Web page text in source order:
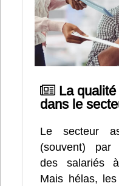
La
dans le
Le secteur
(souvent) par
des salariés
Mais hélas,